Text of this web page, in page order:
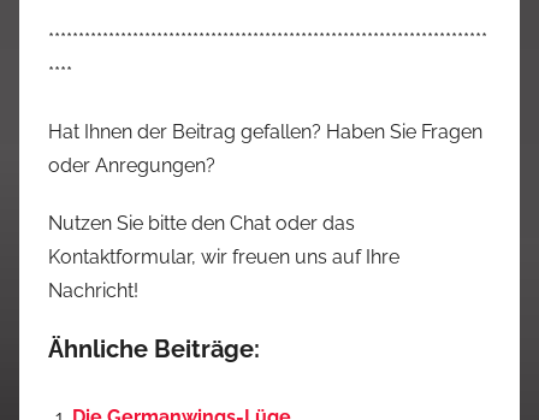
*************************************************************************
****
Hat Ihnen der Beitrag gefallen? Haben Sie Fragen
oder Anregungen?
Nutzen Sie bitte den Chat oder das
Kontaktformular, wir freuen uns auf Ihre
Nachricht!
Ähnliche Beiträge: